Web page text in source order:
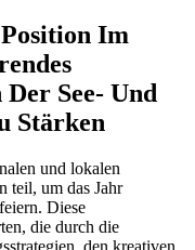
Im
See- Und
Stärken
und lokalen
teil, um das Jahr
Diese
die durch die
den kreativen